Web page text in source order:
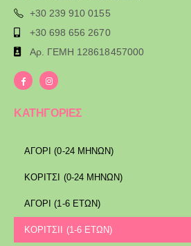
+30 239 910 0155
+30 698 656 2670
Αρ. ΓΕΜΗ 128618457000
ΚΑΤΗΓΟΡΙΕΣ
ΑΓΟΡΙ (0-24 ΜΗΝΩΝ)
ΚΟΡΙΤΣΙ (0-24 ΜΗΝΩΝ)
ΑΓΟΡΙ (1-6 ΕΤΩΝ)
ΚΟΡΙΤΣΙΙ (1-6 ΕΤΩΝ)